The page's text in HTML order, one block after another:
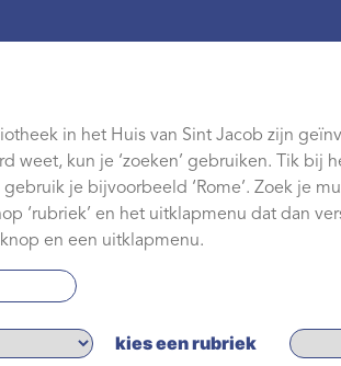
in het Huis van Sint Jacob zijn
weet, kun je ‘zoeken’ gebruiken. Tik
je bijvoorbeeld ‘Rome’. Zoek je
‘rubriek’ en het uitklapmenu dat dan
en een uitklapmenu.
kies een rubriek